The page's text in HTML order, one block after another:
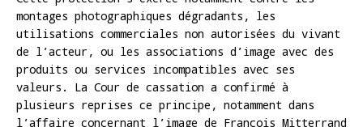
montages photographiques dégradants, les
utilisations commerciales non autorisées du vivant
de l’acteur, ou les associations d’image avec des
produits ou services incompatibles avec ses
valeurs. La Cour de cassation a confirmé à
plusieurs reprises ce principe, notamment dans
l’affaire concernant l’image de François Mitterrand